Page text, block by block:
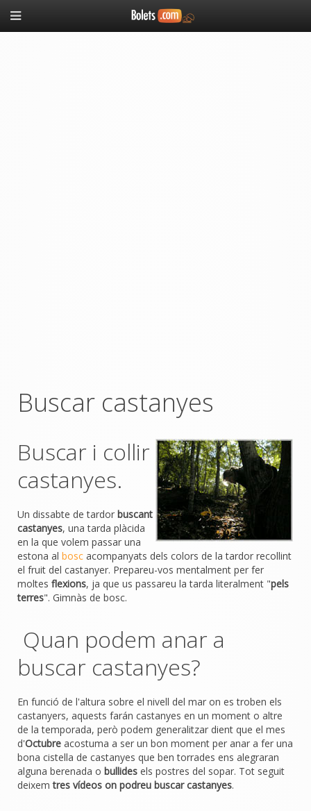
Buscar castanyes
Buscar i collir
castanyes.
Un dissabte de tardor buscant
castanyes, una tarda plàcida
en la que volem passar una
estona al bosc acompanyats dels colors de la tardor recollint
el fruit del castanyer. Prepareu-vos mentalment per fer
moltes flexions, ja que us passareu la tarda literalment "pels
terres". Gimnàs de bosc.
Quan podem anar a
buscar castanyes?
En funció de l'altura sobre el nivell del mar on es troben els
castanyers, aquests farán castanyes en un moment o altre
de la temporada, però podem generalitzar dient que el mes
d'Octubre acostuma a ser un bon moment per anar a fer una
bona cistella de castanyes que ben torrades ens alegraran
alguna berenada o bullides els postres del sopar. Tot seguit
deixemtres vídeos on podreu buscar castanyes.